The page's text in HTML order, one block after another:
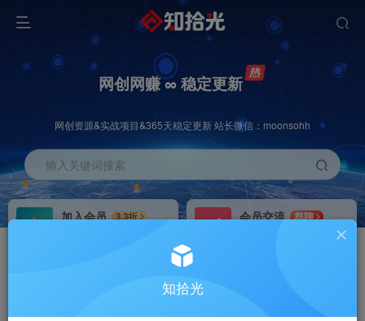
网创网赚 ∞ 稳定更新
网创资源&实战项目&365天稳定更新 站长微信：moonsohh
输入关键词搜索
加入会员
3.3折
会员交流
群聊
知拾光